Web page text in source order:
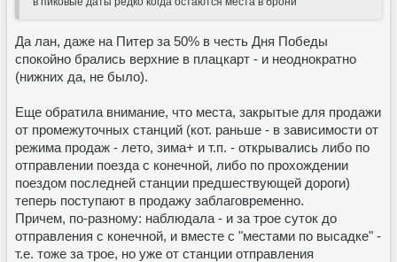
Да лан, даже на Питер за 50% в честь Дня Победы
спокойно брались верхние в плацкарт - и неоднократно
(нижних да, не было).
Еще обратила внимание, что места, закрытые для продажи
от промежуточных станций (кот. раньше - в зависимости от
режима продаж - лето, зима+ и т.п. - открывались либо по
отправлении поезда с конечной, либо по прохождении
поездом последней станции предшествующей дороги)
теперь поступают в продажу заблаговременно.
Причем, по-разному: наблюдала - и за трое суток до
отправления с конечной, и вместе с "местами по высадке" -
т.е. тоже за трое, но уже от станции отправления